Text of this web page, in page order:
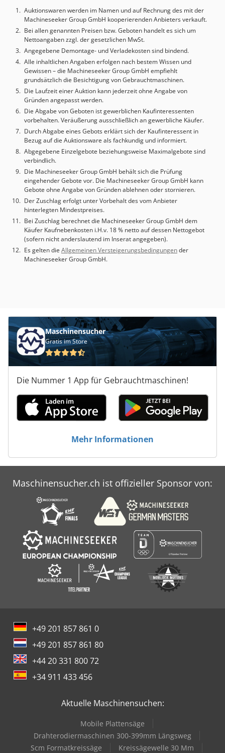
Auktionswaren werden im Namen und auf Rechnung des mit der
Machineseeker Group GmbH kooperierenden Anbieters verkauft.
Bei allen genannten Preisen bzw. Geboten handelt es sich um
Nettoangaben zzgl. der gesetzlichen MwSt.
Angegebene Demontage- und Verladekosten sind bindend.
Alle inhaltlichen Angaben erfolgen nach bestem Wissen und
Gewissen – die Machineseeker Group GmbH empfiehlt
grundsätzlich die Besichtigung von Gebrauchtmaschinen.
Die Laufzeit einer Auktion kann jederzeit ohne Angabe von
Gründen angepasst werden.
Die Abgabe von Geboten ist gewerblichen Kaufinteressenten
vorbehalten. Veräußerung ausschließlich an gewerbliche Käufer.
Durch Abgabe eines Gebots erklärt sich der Kaufinteressent in
Bezug auf die Auktionsware als fachkundig und informiert.
Abgegebene Einzelgebote beziehungsweise Maximalgebote sind
verbindlich.
Die Machineseeker Group GmbH behält sich die Prüfung
eingehender Gebote vor. Die Machineseeker Group GmbH kann
Gebote ohne Angabe von Gründen ablehnen oder stornieren.
Der Zuschlag erfolgt unter Vorbehalt des vom Anbieter
hinterlegten Mindestpreises.
Bei Zuschlag berechnet die Machineseeker Group GmbH dem
Käufer Kaufnebenkosten i.H.v. 18 % netto auf dessen Nettogebot
(sofern nicht anderslautend im Inserat angegeben).
Es gelten die Allgemeinen Versteigerungsbedingungender
Machineseeker Group GmbH.
Maschinensucher
Gratis im Store
Die Nummer 1 App für Gebrauchtmaschinen!
Mehr Informationen
Maschinensucher.ch ist offizieller Sponsor von:
+49 201 857 861 0
+49 201 857 861 80
+44 20 331 800 72
+34 911 433 456
Aktuelle Maschinensuchen:
Mobile Plattensäge
Drahterodiermaschinen 300-399mm Längsweg
Scm Formatkreissäge
Kreissägewelle 30 Mm